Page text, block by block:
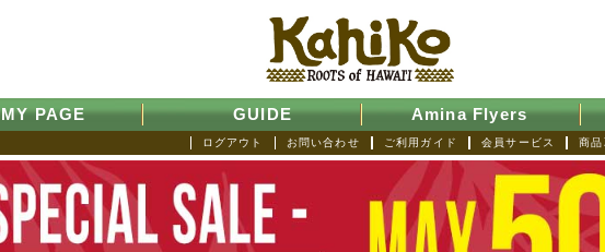
MY PAGE GUIDE Amina Flyers
商
会員サービス
ご利用ガイド
お問い合わせ
ログアウト